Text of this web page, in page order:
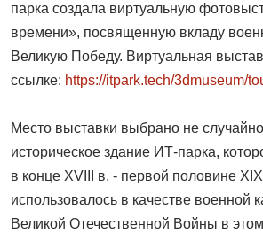
парка создала виртуальную
времени», посвященную вкладу
Великую Победу. Виртуальная
ссылке: https://itpark.tech/3dmuseum/
Место выставки выбрано не
историческое здание ИТ-парка,
в конце XVIII в. - первой половине
использовалось в качестве военной
Великой Отечественной Войны в